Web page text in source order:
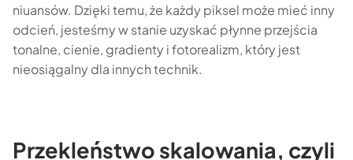
niuansów. Dzięki temu, że każdy piksel może mieć inny
odcień, jesteśmy w stanie uzyskać płynne przejścia
tonalne, cienie, gradienty i fotorealizm, który jest
nieosiągalny dla innych technik.
Przekleństwo skalowania, czyli